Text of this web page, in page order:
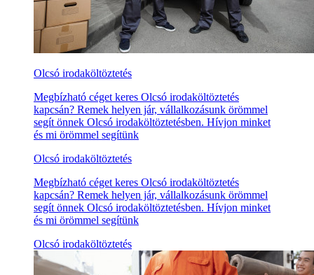
Olcsó irodaköltöztetés
Megbízható céget keres Olcsó irodaköltöztetés
kapcsán? Remek helyen jár, vállalkozásunk örömmel
segít önnek Olcsó irodaköltöztetésben. Hívjon minket
és mi örömmel segítünk
Olcsó irodaköltöztetés
Megbízható céget keres Olcsó irodaköltöztetés
kapcsán? Remek helyen jár, vállalkozásunk örömmel
segít önnek Olcsó irodaköltöztetésben. Hívjon minket
és mi örömmel segítünk
Olcsó irodaköltöztetés